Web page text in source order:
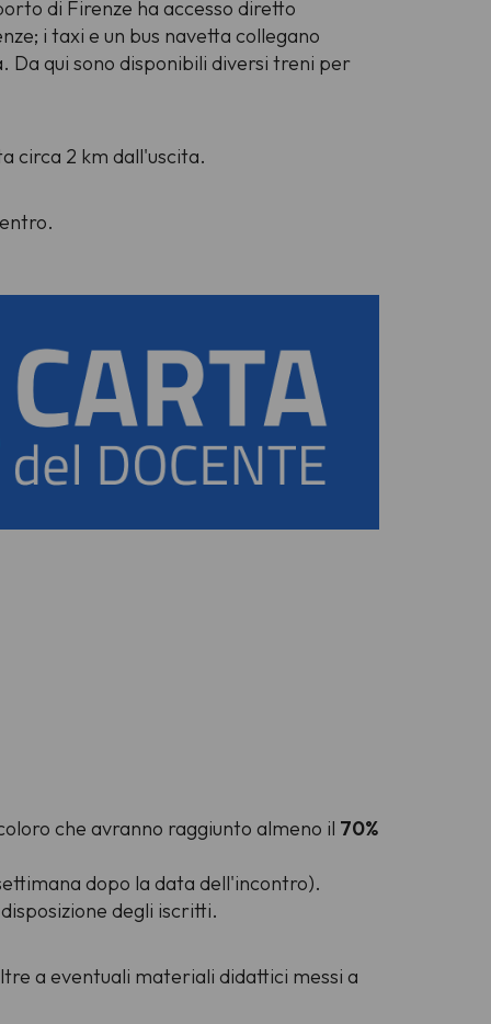
di Firenze ha accesso diretto
i taxi e un bus navetta collegano
qui sono disponibili diversi treni per
circa 2 km dall'uscita.
che avranno raggiunto almeno il 70%
dopo la data dell'incontro).
degli iscritti.
a eventuali materiali didattici messi a